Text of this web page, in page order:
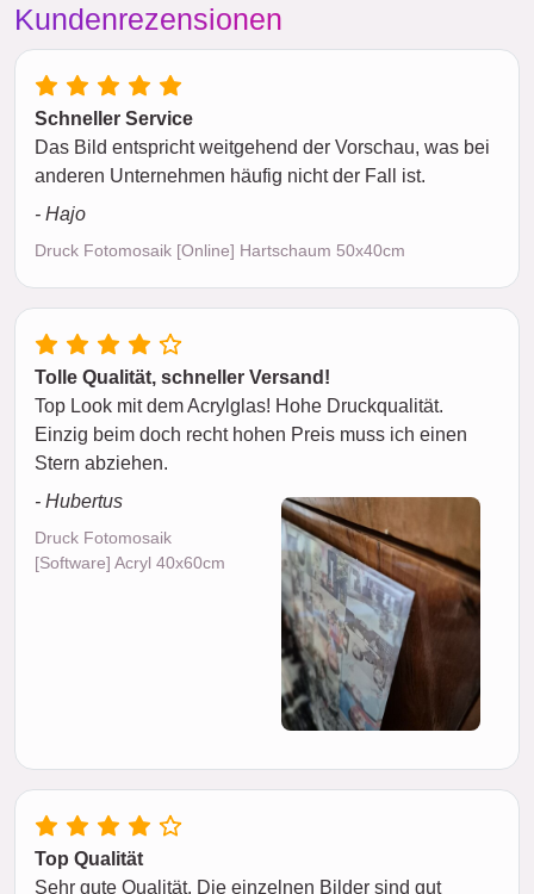
Kundenrezensionen
Schneller Service
Das Bild entspricht weitgehend der Vorschau, was bei
anderen Unternehmen häufig nicht der Fall ist.
- Hajo
Druck Fotomosaik [Online] Hartschaum 50x40cm
Tolle Qualität, schneller Versand!
Top Look mit dem Acrylglas! Hohe Druckqualität.
Einzig beim doch recht hohen Preis muss ich einen
Stern abziehen.
- Hubertus
Druck Fotomosaik
[Software] Acryl 40x60cm
Top Qualität
Sehr gute Qualität. Die einzelnen Bilder sind gut